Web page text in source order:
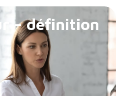
– définition